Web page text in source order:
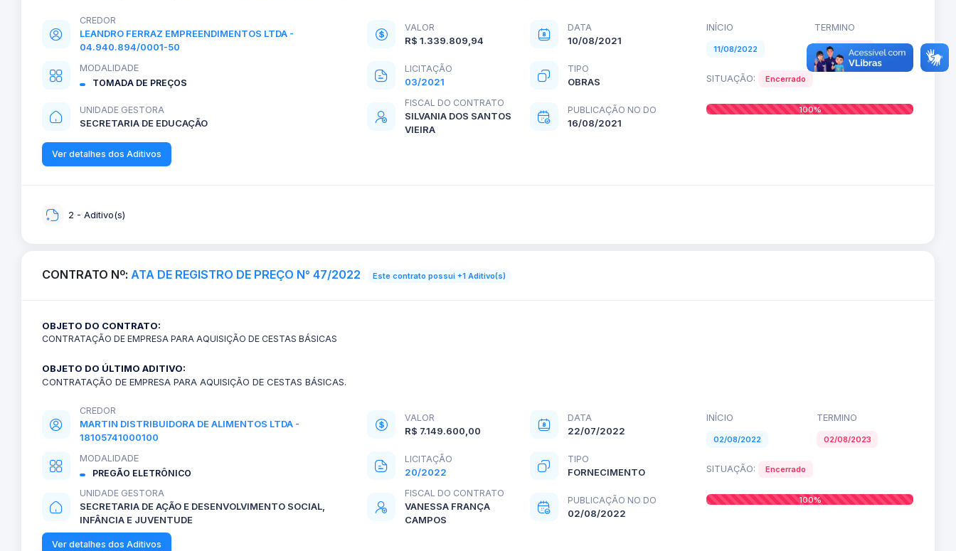
CREDOR
LEANDRO FERRAZ EMPREENDIMENTOS LTDA -
04.940.894/0001-50
VALOR
R$ 1.339.809,94
DATA
10/08/2021
MODALIDADE
TOMADA DE PREÇOS
LICITAÇÃO
03/2021
TIPO
OBRAS
UNIDADE GESTORA
SECRETARIA DE EDUCAÇÃO
FISCAL DO CONTRATO
SILVANIA DOS SANTOS
VIEIRA
PUBLICAÇÃO NO DO
16/08/2021
INÍCIO TERMINO
11/08/2022 09/10/2022
SITUAÇÃO: Encerrado
100%
Ver detalhes dos Aditivos
2 - Aditivo(s)
CONTRATO Nº: ATA DE REGISTRO DE PREÇO N° 47/2022 Este contrato possui +1 Aditivo(s)
OBJETO DO CONTRATO:
CONTRATAÇÃO DE EMPRESA PARA AQUISIÇÃO DE CESTAS BÁSICAS
OBJETO DO ÚLTIMO ADITIVO:
CONTRATAÇÃO DE EMPRESA PARA AQUISIÇÃO DE CESTAS BÁSICAS.
CREDOR
MARTIN DISTRIBUIDORA DE ALIMENTOS LTDA -
18105741000100
VALOR
R$ 7.149.600,00
DATA
22/07/2022
MODALIDADE
PREGÃO ELETRÔNICO
LICITAÇÃO
20/2022
TIPO
FORNECIMENTO
UNIDADE GESTORA
SECRETARIA DE AÇÃO E DESENVOLVIMENTO SOCIAL,
INFÂNCIA E JUVENTUDE
FISCAL DO CONTRATO
VANESSA FRANÇA
CAMPOS
PUBLICAÇÃO NO DO
02/08/2022
INÍCIO TERMINO
02/08/2022 02/08/2023
SITUAÇÃO: Encerrado
100%
Ver detalhes dos Aditivos